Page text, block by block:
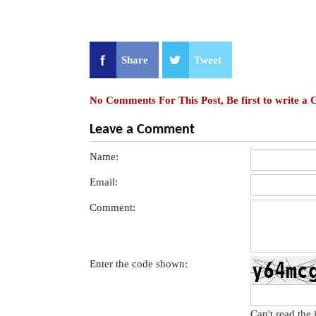
Share Tweet
No Comments For This Post, Be first to write a
Leave a Comment
Name:
Email:
Comment:
Enter the code shown: